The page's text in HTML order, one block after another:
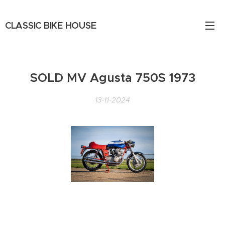
CLASSIC BIKE HOUSE
SOLD MV Agusta 750S 1973
13-11-2024